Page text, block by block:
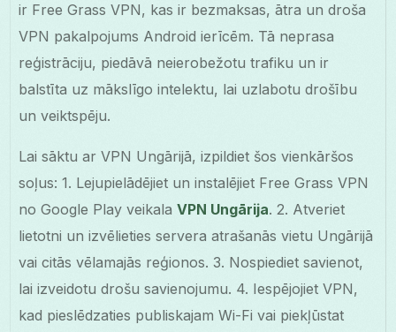
ir Free Grass VPN, kas ir bezmaksas, ātra un droša
VPN pakalpojums Android ierīcēm. Tā neprasa
reģistrāciju, piedāvā neierobežotu trafiku un ir
balstīta uz mākslīgo intelektu, lai uzlabotu drošību
un veiktspēju.
Lai sāktu ar VPN Ungārijā, izpildiet šos vienkāršos
soļus: 1. Lejupielādējiet un instalējiet Free Grass VPN
no Google Play veikalaVPN Ungārija. 2. Atveriet
lietotni un izvēlieties servera atrašanās vietu Ungārijā
vai citās vēlamajās reģionos. 3. Nospiediet savienot,
lai izveidotu drošu savienojumu. 4. Iespējojiet VPN,
kad pieslēdzaties publiskajam Wi-Fi vai piekļūstat